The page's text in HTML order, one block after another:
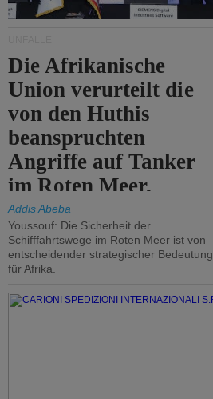
Die Afrikanische
Union verurteilt die
von den Huthis
beanspruchten
Angriffe auf Tanker
im Roten Meer.
Addis Abeba
Youssouf: Die Sicherheit der
Schifffahrtswege im Roten Meer ist von
entscheidender strategischer Bedeutung
für Afrika.